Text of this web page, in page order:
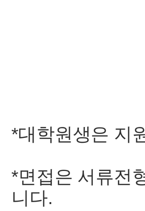
*대학원생은 지
*면접은 서류전
니다.